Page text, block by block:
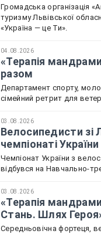
Громадська організація
туризму Львівської
«Україна — це Ти».
04.08.2026
«Терапія
разом
Департамент спорту,
сімейний ретрит для
03.08.2026
Велосипедисти зі
чемпіонаті України
Чемпіонат України з
відбувся на Навчально-
03.08.2026
«Терапія
Стань. Шлях
Середньовічна фортеця,